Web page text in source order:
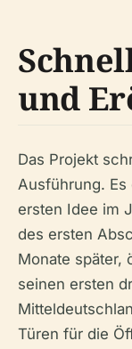
und
Das Projekt
Ausführung.
ersten Idee im
des ersten
Monate später,
seinen ersten
Türen für die